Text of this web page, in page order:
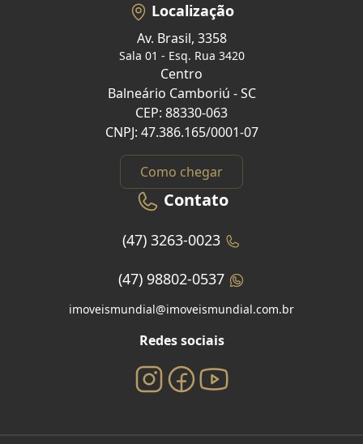
Localização
Av. Brasil, 3358
Sala 01 - Esq. Rua 3420
Centro
Balneário Camboriú - SC
CEP: 88330-063
CNPJ: 47.386.165/0001-07
Como chegar
Contato
(47) 3263-0023
(47) 98802-0537
imoveismundial@imoveismundial.com.br
Redes sociais